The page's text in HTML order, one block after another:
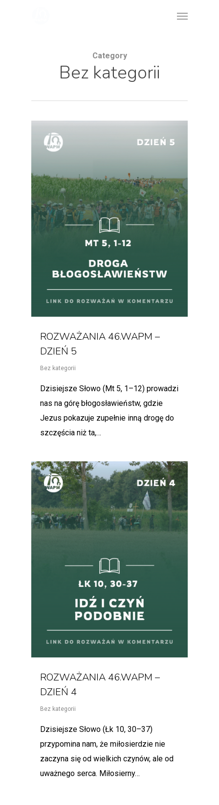
Category
Bez kategorii
ROZWAŻANIA 46.WAPM –
DZIEŃ 5
Bez kategorii
Dzisiejsze Słowo (Mt 5, 1–12) prowadzi
nas na górę błogosławieństw, gdzie
Jezus pokazuje zupełnie inną drogę do
szczęścia niż ta,…
ROZWAŻANIA 46.WAPM –
DZIEŃ 4
Bez kategorii
Dzisiejsze Słowo (Łk 10, 30–37)
przypomina nam, że miłosierdzie nie
zaczyna się od wielkich czynów, ale od
uważnego serca. Miłosierny…